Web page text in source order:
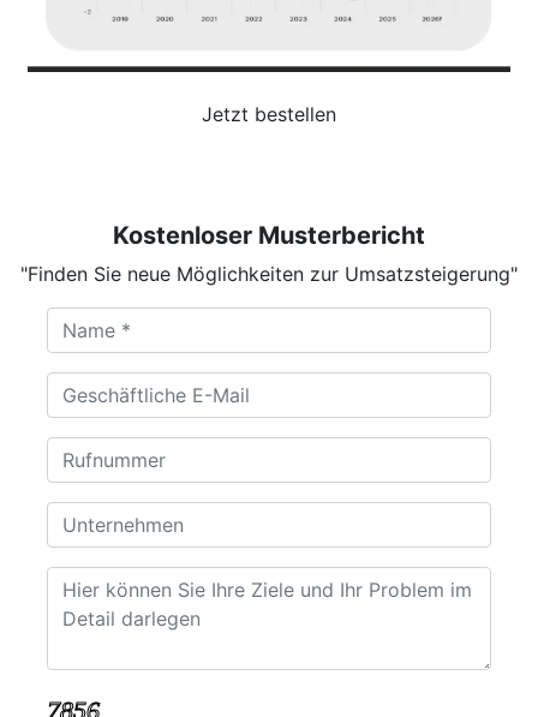
Jetzt bestellen
Kostenloser Musterbericht
"Finden Sie neue Möglichkeiten zur Umsatzsteigerung"